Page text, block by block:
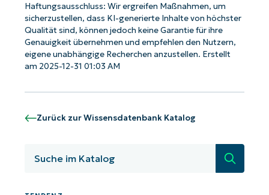
Haftungsausschluss: Wir ergreifen Maßnahmen, um
sicherzustellen, dass KI-generierte Inhalte von höchster
Qualität sind, können jedoch keine Garantie für ihre
Genauigkeit übernehmen und empfehlen den Nutzern,
eigene unabhängige Recherchen anzustellen. Erstellt
am 2025-12-31 01:03 AM
Zurück zur Wissensdatenbank Katalog
Suche
Starten Sie mit NinjaOne AI-gesteuerten